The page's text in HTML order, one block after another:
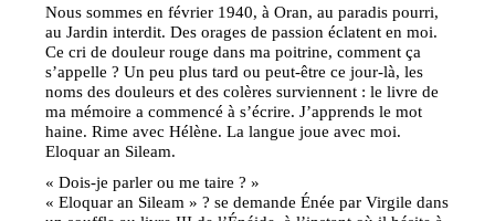
Nous sommes en février 1940, à Oran, au paradis pourri,
au Jardin interdit. Des orages de passion éclatent en moi.
Ce cri de douleur rouge dans ma poitrine, comment ça
s’appelle ? Un peu plus tard ou peut-être ce jour-là, les
noms des douleurs et des colères surviennent : le livre de
ma mémoire a commencé à s’écrire. J’apprends le mot
haine. Rime avec Hélène. La langue joue avec moi.
Eloquar an Sileam.
« Dois-je parler ou me taire ? »
« Eloquar an Sileam » ? se demande Énée par Virgile dans